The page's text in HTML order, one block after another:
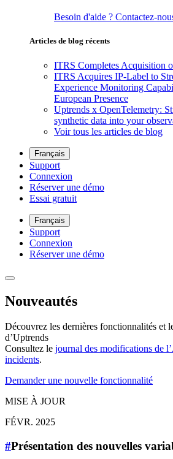
Besoin d'aide ? Contactez-
Articles de blog récents
ITRS Completes Acquisition
ITRS Acquires IP-Label to
Experience Monitoring
European Presence
Uptrends x OpenTelemetry:
synthetic data into your
Voir tous les articles de blog
Français
Support
Connexion
Réserver une démo
Essai gratuit
Français
Support
Connexion
Réserver une démo
Nouveautés
Découvrez les dernières fonctionnalités et
d’Uptrends
Consultez le journal des modifications de
incidents.
Demander une nouvelle fonctionnalité
MISE À JOUR
FÉVR. 2025
#Présentation des nouvelles